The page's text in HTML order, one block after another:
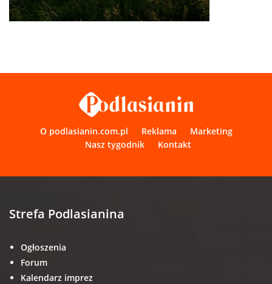
O podlasianin.com.pl Reklama
Marketing
Nasz tygodnik
Kontakt
Strefa Podlasianina
Ogłoszenia
Forum
Kalendarz imprez